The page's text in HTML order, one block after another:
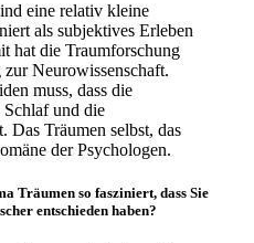
eine relativ kleine
als subjektives Erleben
hat die Traumforschung
Neurowissenschaft.
muss, dass die
Schlaf und die
Das Träumen selbst, das
der Psychologen.
Träumen so fasziniert, dass Sie
entschieden haben?